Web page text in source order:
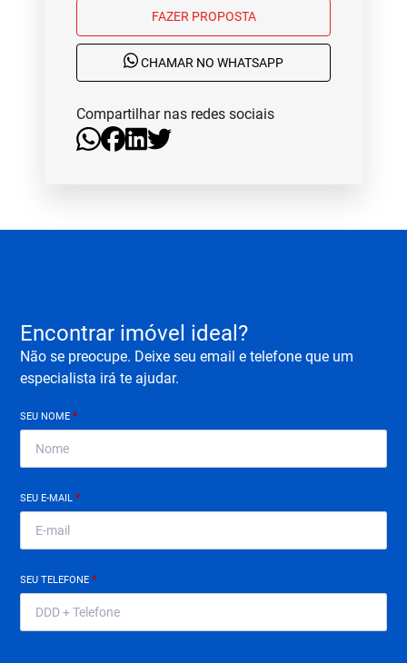
FAZER PROPOSTA
CHAMAR NO WHATSAPP
Compartilhar nas redes sociais
Encontrar imóvel ideal?
Não se preocupe. Deixe seu email e telefone que um
especialista irá te ajudar.
SEU NOME*
SEU E-MAIL*
SEU TELEFONE*